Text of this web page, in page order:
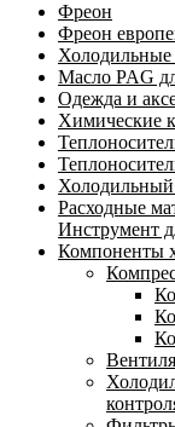
Фреон
Фреон
Холодильные
Масло PAG
Одежда и
Химические
Расходные
Инструмент
Компоненты